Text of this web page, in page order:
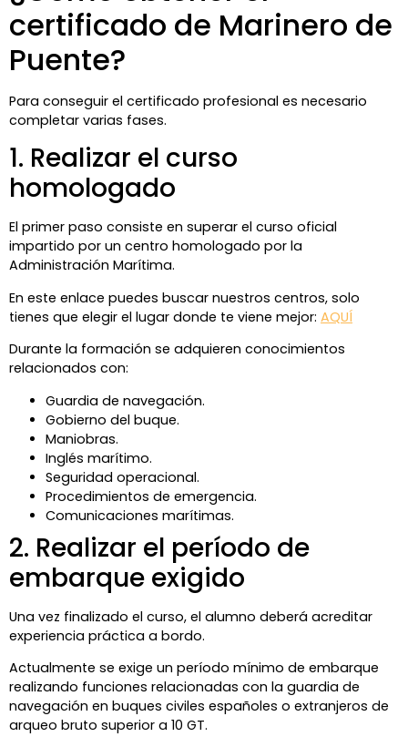
certificado de Marinero de
Puente?
Para conseguir el certificado profesional es necesario
completar varias fases.
1. Realizar el curso
homologado
El primer paso consiste en superar el curso oficial
impartido por un centro homologado por la
Administración Marítima.
En este enlace puedes buscar nuestros centros, solo
tienes que elegir el lugar donde te viene mejor: AQUÍ
Durante la formación se adquieren conocimientos
relacionados con:
Guardia de navegación.
Gobierno del buque.
Maniobras.
Inglés marítimo.
Seguridad operacional.
Procedimientos de emergencia.
Comunicaciones marítimas.
2. Realizar el período de
embarque exigido
Una vez finalizado el curso, el alumno deberá acreditar
experiencia práctica a bordo.
Actualmente se exige un período mínimo de embarque
realizando funciones relacionadas con la guardia de
navegación en buques civiles españoles o extranjeros de
arqueo bruto superior a 10 GT.